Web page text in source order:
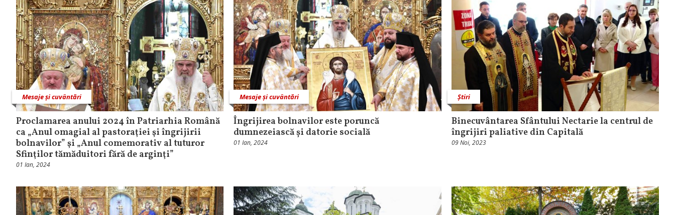
Mesaje și cuvântări
Proclamarea anului 2024 în Patriarhia Română
ca „Anul omagial al pastoraţiei şi îngrijirii
bolnavilor” şi „Anul comemorativ al tuturor
Sfinţilor tămăduitori fără de arginţi”
01 Ian, 2024
Mesaje și cuvântări
Îngrijirea bolnavilor este poruncă
dumnezeiască și datorie socială
01 Ian, 2024
Știri
Binecuvântarea Sfântului Nectarie la centrul de
îngrijiri paliative din Capitală
09 Noi, 2023